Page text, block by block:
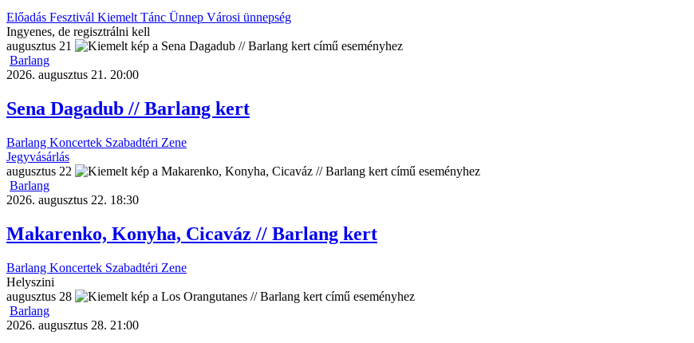
Előadás Fesztivál Kiemelt Tánc Ünnep Városi ünnepség
Ingyenes, de regisztrálni kell
augusztus 21
Barlang
2026. augusztus 21. 20:00
Sena Dagadub // Barlang kert
Barlang Koncertek Szabadtéri Zene
Jegyvásárlás
augusztus 22
Barlang
2026. augusztus 22. 18:30
Makarenko, Konyha, Cicaváz // Barlang kert
Barlang Koncertek Szabadtéri Zene
Helyszini
augusztus 28
Barlang
2026. augusztus 28. 21:00